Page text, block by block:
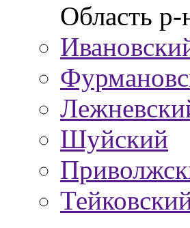
Область р-
Шуйский